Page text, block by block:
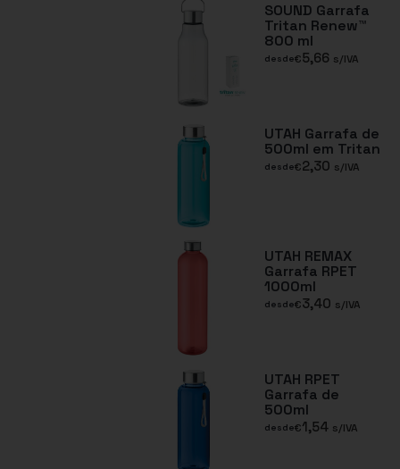
SOUND Garrafa
Tritan Renew™
800 ml
desde€5,66 s/IVA
UTAH Garrafa de
500ml em Tritan
desde€2,30 s/IVA
UTAH REMAX
Garrafa RPET
1000ml
desde€3,40 s/IVA
UTAH RPET
Garrafa de
500ml
desde€1,54 s/IVA